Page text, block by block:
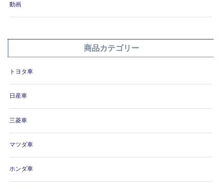
動画
商品カテゴリー
トヨタ車
日産車
三菱車
マツダ車
ホンダ車